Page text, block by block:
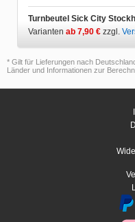
Turnbeutel Sick City
Varianten ab 7,90 € zzgl.
* Gilt für Lieferungen nach
Länder und Informationen zur